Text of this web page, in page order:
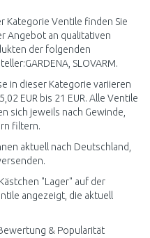
Vergleichen
Kategorie Ventile finden Sie
Angebot an qualitativen
der folgenden
SLOVARM.
in dieser Kategorie variieren
EUR bis 21 EUR. Alle Ventile
sich jeweils nach Gewinde,
filtern.
aktuell nach Deutschland,
"Lager" auf der
angezeigt, die aktuell
& Popularität